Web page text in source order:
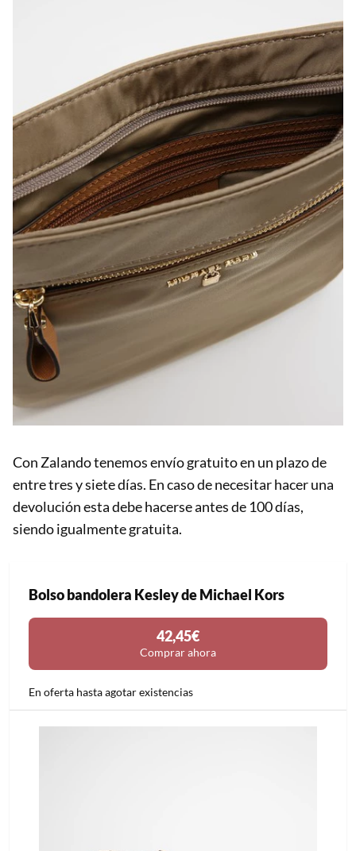
Con Zalando tenemos envío gratuito en un plazo de
entre tres y siete días. En caso de necesitar hacer una
devolución esta debe hacerse antes de 100 días,
siendo igualmente gratuita.
Bolso bandolera Kesley de Michael Kors
42,45€
Comprar ahora
En oferta hasta agotar existencias